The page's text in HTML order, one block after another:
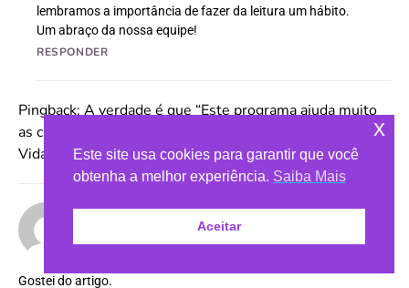
lembramos a importância de fazer da leitura um hábito.
Um abraço da nossa equipe!
RESPONDER
Pingback:A verdade é que “Este programa ajuda muito
as crianças carentes.” | ALPV - Associação Livros Para
Vida
Cigano Romani
9 de setembro de 2021 às 11:12 am
Gostei do artigo.
Este site usa cookies para garantir que você
obtenha a melhor experiência. Saiba Mais
Aceitar
x